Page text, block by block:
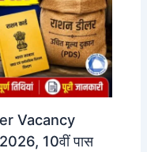
Vacancy
2026, 10वीं पास